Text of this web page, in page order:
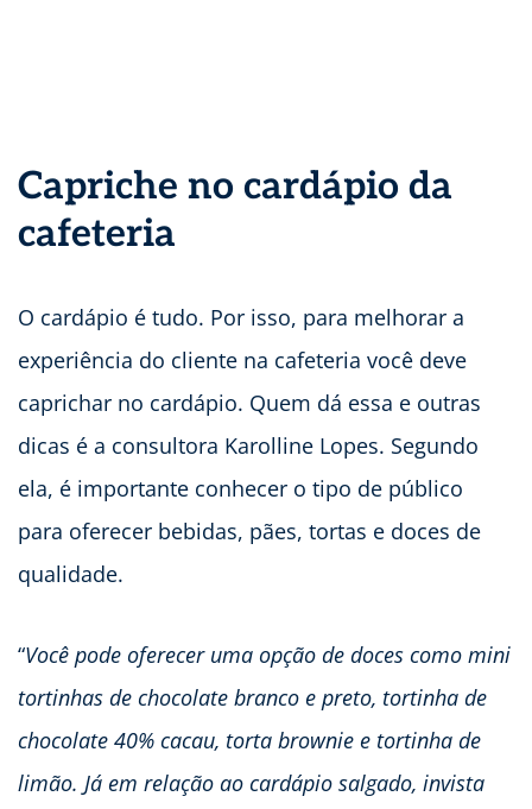
Capriche no cardápio da
cafeteria
O cardápio é tudo. Por isso, para melhorar a
experiência do cliente na cafeteria você deve
caprichar no cardápio. Quem dá essa e outras
dicas é a consultora Karolline Lopes. Segundo
ela, é importante conhecer o tipo de público
para oferecer bebidas, pães, tortas e doces de
qualidade.
“Você pode oferecer uma opção de doces como mini
tortinhas de chocolate branco e preto, tortinha de
chocolate 40% cacau, torta brownie e tortinha de
limão. Já em relação ao cardápio salgado, invista